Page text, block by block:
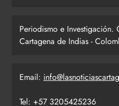
Periodismo e Investigación.
Cartagena de Indias -
Email:
Tel: +57 3205425236